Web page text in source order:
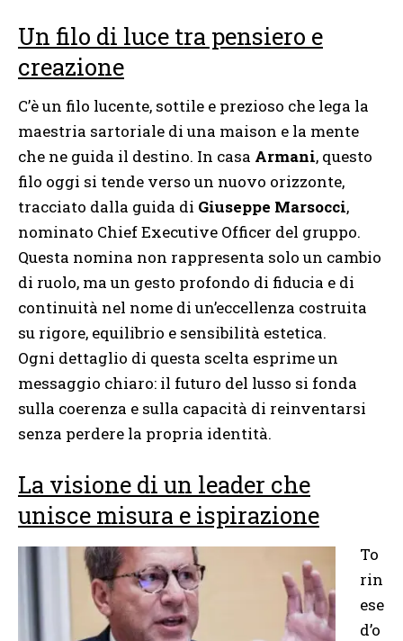
Un filo di luce tra pensiero e
creazione
C’è un filo lucente, sottile e prezioso che lega la
maestria sartoriale di una maison e la mente
che ne guida il destino. In casa Armani, questo
filo oggi si tende verso un nuovo orizzonte,
tracciato dalla guida di Giuseppe Marsocci,
nominato Chief Executive Officer del gruppo.
Questa nomina non rappresenta solo un cambio
di ruolo, ma un gesto profondo di fiducia e di
continuità nel nome di un’eccellenza costruita
su rigore, equilibrio e sensibilità estetica.
Ogni dettaglio di questa scelta esprime un
messaggio chiaro: il futuro del lusso si fonda
sulla coerenza e sulla capacità di reinventarsi
senza perdere la propria identità.
La visione di un leader che
unisce misura e ispirazione
To
rin
ese
d’o